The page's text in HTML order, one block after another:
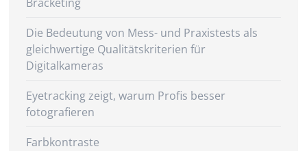
Die Bedeutung von Mess- und Praxistests als
gleichwertige Qualitätskriterien für
Digitalkameras
Eyetracking zeigt, warum Profis besser
fotografieren
Farbkontraste